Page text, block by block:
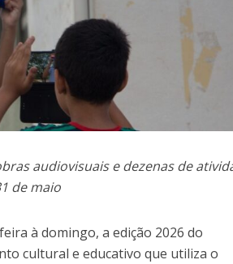
audiovisuais e dezenas de
de maio
à domingo, a edição 2026 do
cultural e educativo que utiliza o